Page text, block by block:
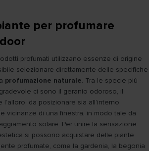
per profumare
profumati utilizzano essenze di origine
selezionare direttamente delle specifiche
profumazione naturale. Tra le specie più
ci sono il geranio odoroso, il
l’alloro, da posizionare sia all’interno
vicinanze di una finestra, in modo tale da
solare. Per unire la sensazione
si possono acquistare delle piante
profumate, come la gardenia, la begonia